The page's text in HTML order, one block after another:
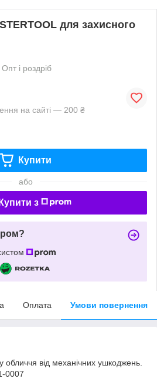
для захисного
Опт і роздріб
на сайті — 200 ₴
Купити
або
Купити з
Оплата Умови повернення
обличчя від механічних ушкоджень.
0007